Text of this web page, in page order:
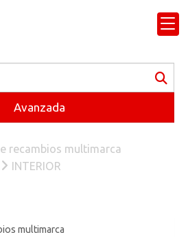
Avanzada
recambios multimarca
INTERIOR
multimarca